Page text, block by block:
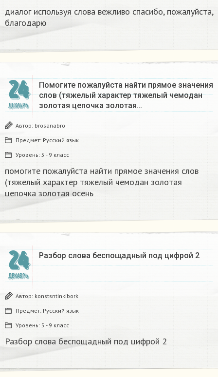
диалог используя слова вежливо спасибо, пожалуйста,
благодарю
24
ДЕКАБРЬ
Помогите пожалуйста найти прямое значения
слов (тяжелый характер тяжелый чемодан
золотая цепочка золотая…
Автор: brosanabro
Предмет: Русский язык
Уровень: 5 - 9 класс
помогите пожалуйста найти прямое значения слов
(тяжелый характер тяжелый чемодан золотая
цепочка золотая осень
24
ДЕКАБРЬ
Разбор слова беспощадный под цифрой 2
Автор: konstsntinkibork
Предмет: Русский язык
Уровень: 5 - 9 класс
Разбор слова беспощадный под цифрой 2